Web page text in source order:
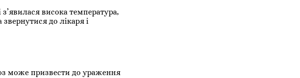
висока температура,
до лікаря і
може призвести до ураження